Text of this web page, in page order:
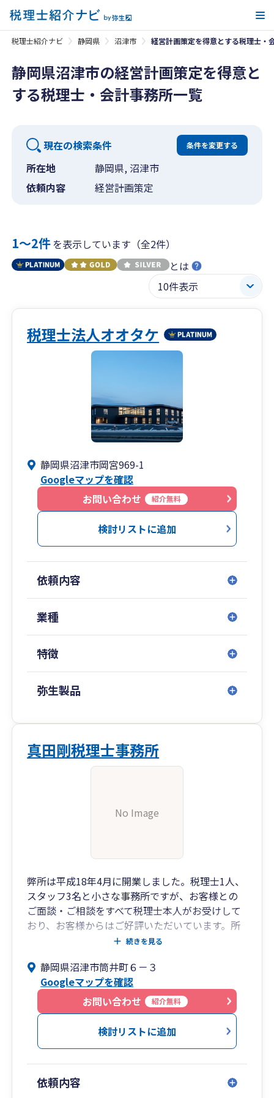
税理士紹介ナビ 静岡県 沼津市 経営計画策定を得意とする税理士・
静岡県沼津市の経営計画策定を得意と
する税理士・会計事務所一覧
現在の検索条件 条件を変更する
所在地
静岡県, 沼津市
依頼内容
経営計画策定
1〜2件を表示しています（全2件）
とは
税理士法人オオタケ
静岡県沼津市岡宮969-1
Googleマップを確認
お問い合わせ
紹介無料
検討リストに追加
依頼内容
業種
特徴
弥生製品
真田剛税理士事務所
No Image
弊所は平成18年4月に開業しました。税理士1人、
スタッフ3名と小さな事務所ですが、お客様との
ご面談・ご相談をすべて税理士本人がお受けして
おり、お客様からはご好評いただいています。所
長は放送局での勤務経験があり、放送作家として
て、通常の財務・税務に加えて、広報・広告・マ
ーケティングに関するアドバイスも可能です。ま
た、学校法人、社会福祉法人、NPO法人などの公
益法人会計にも対応できます。一過性の節税よ
り、長くお付き合いする中で安定成長するための
コンサルティングを得意としています。
続きを見る
静岡県沼津市筒井町６－３
Googleマップを確認
お問い合わせ
紹介無料
検討リストに追加
依頼内容